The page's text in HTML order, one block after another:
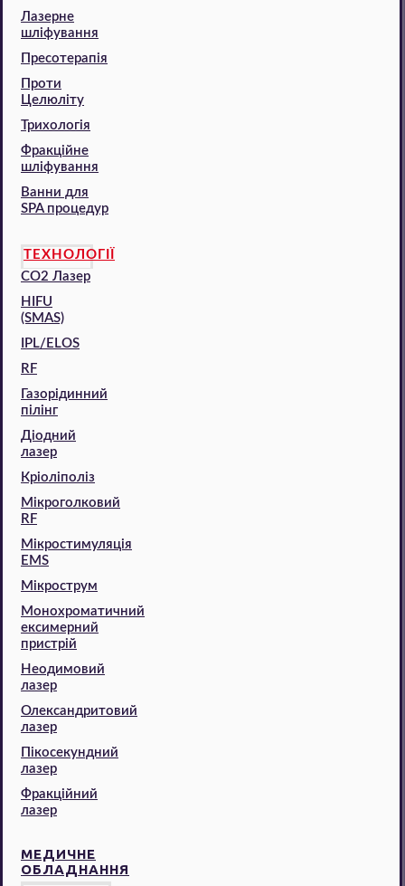
Лазерне
шліфування
Пресотерапія
Проти
Целюліту
Трихологія
Фракційне
шліфування
Ванни для
SPA процедур
ТЕХНОЛОГІЇ
CO2 Лазер
HIFU
(SMAS)
IPL/ELOS
RF
Газорідинний
пілінг
Діодний
лазер
Кріоліполіз
Мікроголковий
RF
Мікростимуляція
EMS
Мікрострум
Монохроматичний
ексимерний
пристрій
Неодимовий
лазер
Олександритовий
лазер
Пікосекундний
лазер
Фракційний
лазер
МЕДИЧНЕ
ОБЛАДНАННЯ